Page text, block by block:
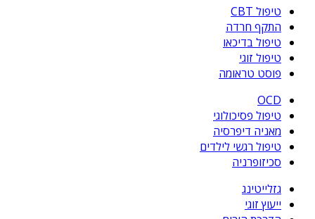
טיפול CBT
התקף חרדה
טיפול בדיכאו
טיפול זוגי
פוסט טראומה
OCD
טיפול פסיכולוגי
מאניה דיפרסיה
טיפול רגשי לילדים
סכיזופרניה
גזלייטינג
ייעוץ זוגי